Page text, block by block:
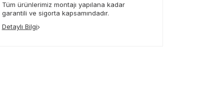
Tüm ürünlerimiz montajı yapılana kadar
garantili ve sigorta kapsamındadır.
Detaylı Bilgi